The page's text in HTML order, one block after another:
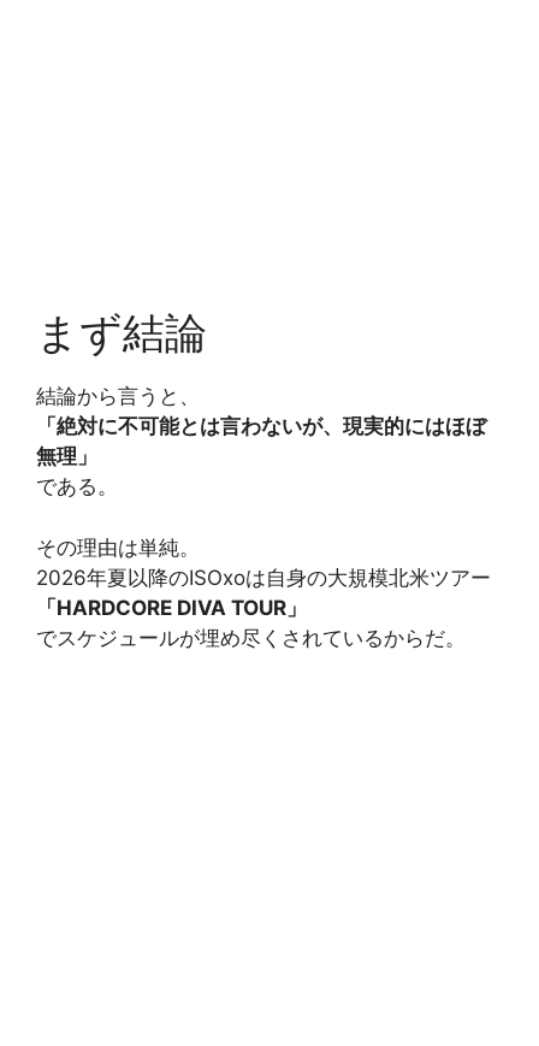
まず結論
結論から言うと、
「絶対に不可能とは言わないが、現実的にはほぼ
無理」
である。
その理由は単純。
2026年夏以降のISOxoは自身の大規模北米ツアー
「HARDCORE DIVA TOUR」
でスケジュールが埋め尽くされているからだ。